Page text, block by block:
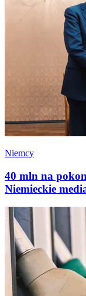
Niemcy
40 mln na
Niemieckie